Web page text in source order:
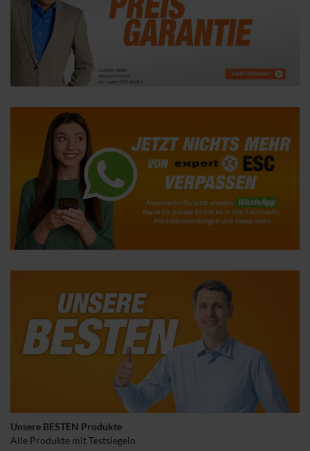
Unsere BESTEN Produkte
Alle Produkte mit Testsiegeln